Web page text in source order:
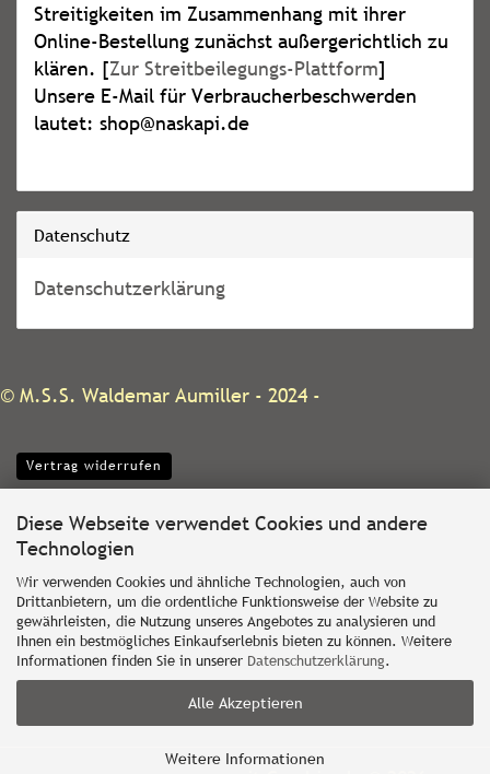
Diese Webseite verwendet Cookies und andere
Technologien
Wir verwenden Cookies und ähnliche Technologien, auch von
Drittanbietern, um die ordentliche Funktionsweise der Website zu
gewährleisten, die Nutzung unseres Angebotes zu analysieren und
Ihnen ein bestmögliches Einkaufserlebnis bieten zu können. Weitere
Informationen finden Sie in unserer Datenschutzerklärung.
Alle Akzeptieren
Weitere Informationen
Streitigkeiten im Zusammenhang mit ihrer
Online-Bestellung zunächst außergerichtlich zu
klären. [Zur Streitbeilegungs-Plattform]
Unsere E-Mail für Verbraucherbeschwerden
lautet: shop@naskapi.de
Datenschutz
Datenschutzerklärung
© M.S.S. Waldemar Aumiller - 2024 -
Vertrag widerrufen